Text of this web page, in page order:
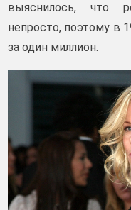
выяснилось, что
непросто, поэтому в
за один миллион.